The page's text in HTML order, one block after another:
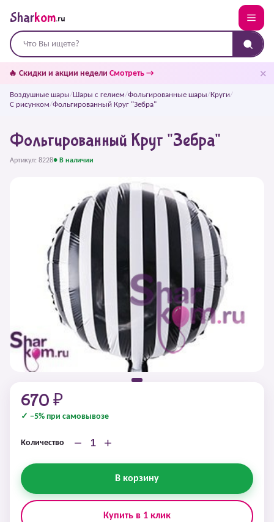
Sharkom.ru
🔥 Скидки и акции недели Смотреть → ✕
Воздушные шары/Шары с гелием/Фольгированные шары/Круги/
С рисунком/Фольгированный Круг "Зебра"
Фольгированный Круг "Зебра"
Артикул: 8228● В наличии
670 ₽
✓ −5% при самовывозе
Количество − +
В корзину
Купить в 1 клик